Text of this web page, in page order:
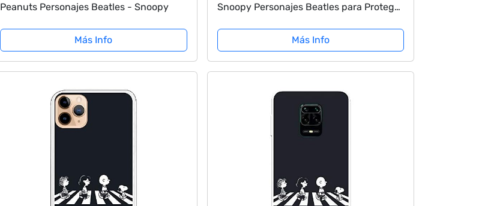
Peanuts Personajes Beatles - Snoopy
Más Info
Snoopy Personajes Beatles para Proteger
Silicona Flexible con Licencia Oficial de...
Más Info